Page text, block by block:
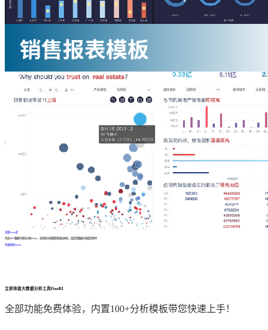
查看Demo库
内含200+数据可视化分析Demo，各场景分析模型和指标体系，给您的数据分析提供参考
申请体验FineBI
立即体验大数据分析工具FineBI
全部功能免费体验，内置100+分析模板带您快速上手！